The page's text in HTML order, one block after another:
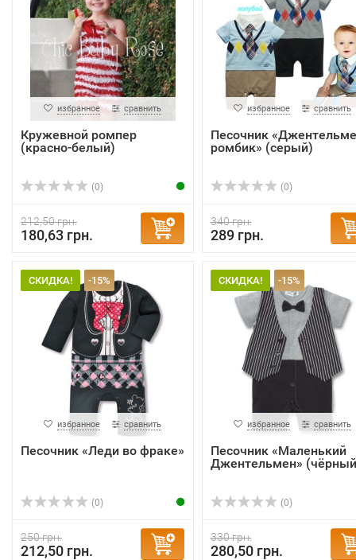
избранное сравнить
Кружевной ромпер
(красно-белый)
(0)
212,50 грн.
180,63 грн.
избранное сравнить
Песочник
ромбик» (серый)
(0)
340 грн.
289 грн.
СКИДКА! -15%
избранное сравнить
Песочник «Леди во фраке»
(0)
250 грн.
212,50 грн.
СКИДКА! -15%
избранное сравнить
Песочник «Маленький
Джентельмен»
(0)
330 грн.
280,50 грн.